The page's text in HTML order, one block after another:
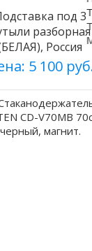
под 3
разборная
Россия
5 100
Т